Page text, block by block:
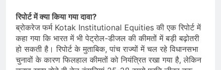
रिपोर्ट में क्या किया गया दावा?
ब्रोकरेज फर्म Kotak Institutional Equities की एक रिपोर्ट में
कहा गया कि भारत में भी पेट्रोल-डीजल की कीमतों में बड़ी बढ़ोतरी
हो सकती है। रिपोर्ट के मुताबिक, पांच राज्यों में चल रहे विधानसभा
चुनावों के कारण फिलहाल कीमतों को नियंत्रित रखा गया है, लेकिन